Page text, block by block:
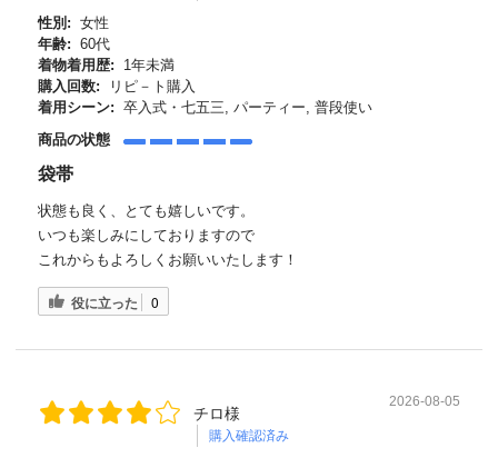
性別: 女性
年齢: 60代
着物着用歴:
1年未満
購入回数:
リピ－ト購入
着用シーン: 卒入式・七五三, パーティー, 普段使い
商品の状態
袋帯
状態も良く、とても嬉しいです。
いつも楽しみにしておりますので
これからもよろしくお願いいたします！
役に立った 0
チロ様
購入確認済み
2026-08-05